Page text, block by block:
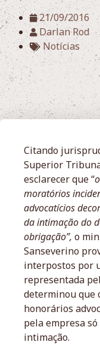
21/09/2016
Darlan Rod
Notícias
Citando
Superior
esclarecer que “
moratórios
advocatícios
da intimação do
obrigação”, o
Sanseverino
interpostos por
representada
determinou que
honorários
pela empresa
intimação.